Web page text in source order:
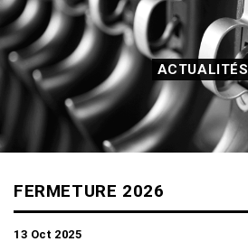
ACTUALITÉS
FERMETURE 2026
13 Oct 2025